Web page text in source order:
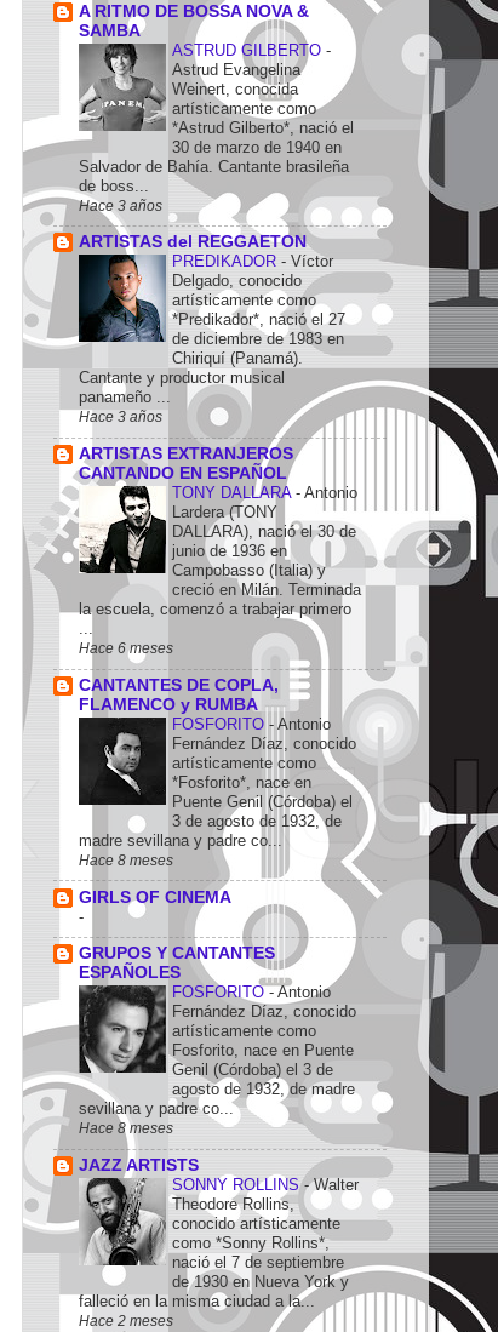
A RITMO DE BOSSA NOVA &
SAMBA
ASTRUD GILBERTO -
Astrud Evangelina
Weinert, conocida
artísticamente como
*Astrud Gilberto*, nació el
30 de marzo de 1940 en
Salvador de Bahía. Cantante brasileña
de boss...
Hace 3 años
ARTISTAS del REGGAETON
PREDIKADOR - Víctor
Delgado, conocido
artísticamente como
*Predikador*, nació el 27
de diciembre de 1983 en
Chiriquí (Panamá).
Cantante y productor musical
panameño ...
Hace 3 años
ARTISTAS EXTRANJEROS
CANTANDO EN ESPAÑOL
TONY DALLARA - Antonio
Lardera (TONY
DALLARA), nació el 30 de
junio de 1936 en
Campobasso (Italia) y
creció en Milán. Terminada
la escuela, comenzó a trabajar primero
...
Hace 6 meses
CANTANTES DE COPLA,
FLAMENCO y RUMBA
FOSFORITO - Antonio
Fernández Díaz, conocido
artísticamente como
*Fosforito*, nace en
Puente Genil (Córdoba) el
3 de agosto de 1932, de
madre sevillana y padre co...
Hace 8 meses
GIRLS OF CINEMA
-
GRUPOS Y CANTANTES
ESPAÑOLES
FOSFORITO-Antonio
Fernández Díaz, conocido
artísticamente como
Fosforito, nace en Puente
Genil (Córdoba) el 3 de
agosto de 1932, de madre
sevillana y padre co...
Hace 8 meses
JAZZ ARTISTS
SONNY ROLLINS-Walter
Theodore Rollins,
conocido artísticamente
como *Sonny Rollins*,
nació el 7 de septiembre
de 1930 en Nueva York y
falleció en la misma ciudad a la...
Hace 2 meses